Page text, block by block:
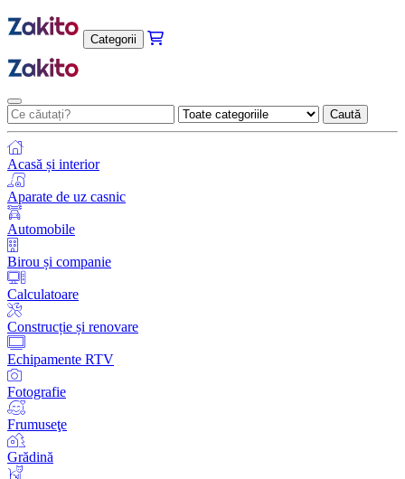
Categorii
Caută
Acasă și interior
Aparate de uz casnic
Automobile
Birou și companie
Calculatoare
Construcție și renovare
Echipamente RTV
Fotografie
Frumuseţe
Grădină